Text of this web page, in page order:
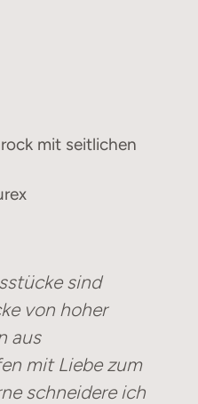
mit seitlichen
sind
von hoher
aus
mit Liebe zum
schneidere ich